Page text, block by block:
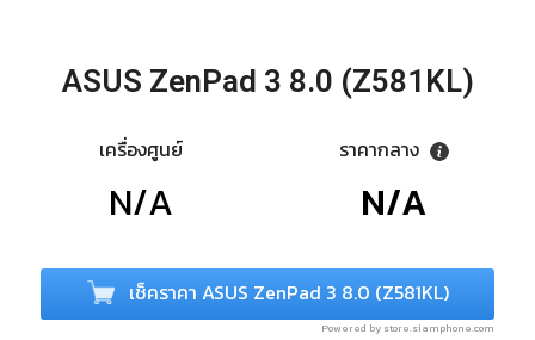
เครื่องศูนย์
N/A
ราคากลาง
N/A
เช็คราคา ASUS ZenPad 3 8.0 ‏(Z581KL)‏
Powered by store.siamphone.com